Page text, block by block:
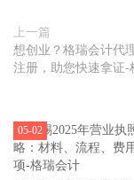
上一篇
想创业？格瑞会计代
注册，助您快速拿证-
05-02